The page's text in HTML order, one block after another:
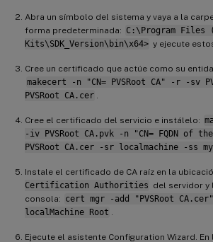
Abra un símbolo del sistema y vaya a la
forma predeterminada: C:\Program Files
Kits\SDK_Version\bin\x64> y ejecute
Cree un certificado que actúe como su
makecert -n "CN= PVSRoot CA" -r -sv
PVSRoot CA.cer
Cree el certificado del servicio e instálelo:
-iv PVSRoot CA.pvk -n "CN= FQDN of
PVSRoot CA.cer -sr localmachine -ss
Instale el certificado de CA raíz en la
Certification Authorities del servidor y
consola: cert mgr -add "PVSRoot
localMachine Root
Ejecute el asistente Configuration Wizard. En